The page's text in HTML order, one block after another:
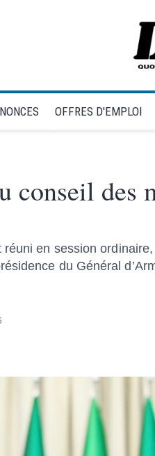
OFFRES D'EMPLOI
conseil
réuni en session
du Général